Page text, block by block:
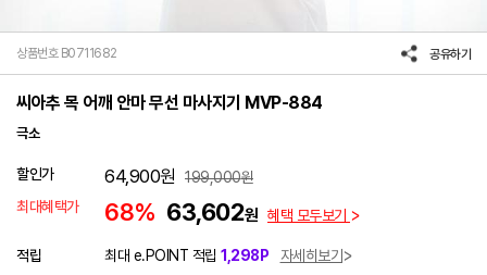
상품번호 B0711682 공유하기
씨아추 목 어깨 안마 무선 마사지기 MVP-884
극소
할인가 64,900원 199,000원
최대혜택가
68% 63,602원 혜택 모두보기
적립 최대 e.POINT 적립 1,298P
자세히보기